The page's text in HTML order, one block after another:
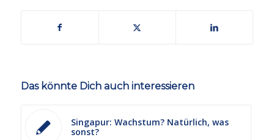
Das könnte Dich auch interessieren
Singapur: Wachstum? Natürlich, was
sonst?